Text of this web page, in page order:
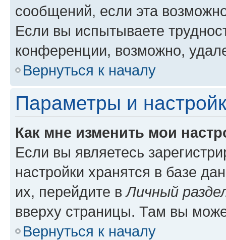
сообщений, если эта
Если вы испытываете
конференции, возможно,
Вернуться к началу
Параметры и
Как мне изменить мои
Если вы являетесь
настройки хранятся в базе
их, перейдите вЛичный
вверху страницы. Там вы
Вернуться к началу